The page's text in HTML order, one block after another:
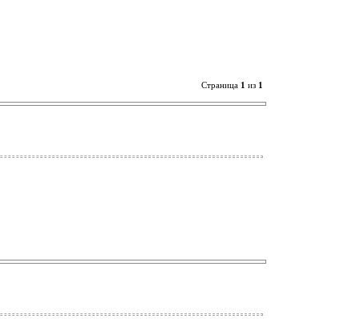
Страница 1 из 1